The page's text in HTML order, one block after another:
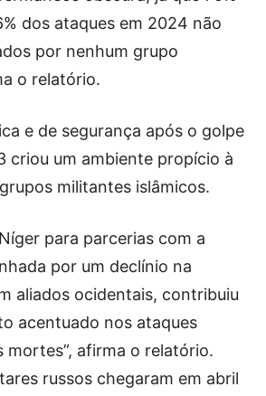
dos ataques em 2024 não
por nenhum grupo
o relatório.
e de segurança após o golpe
criou um ambiente propício à
militantes islâmicos.
para parcerias com a
por um declínio na
aliados ocidentais, contribuiu
acentuado nos ataques
mortes”, afirma o relatório.
russos chegaram em abril